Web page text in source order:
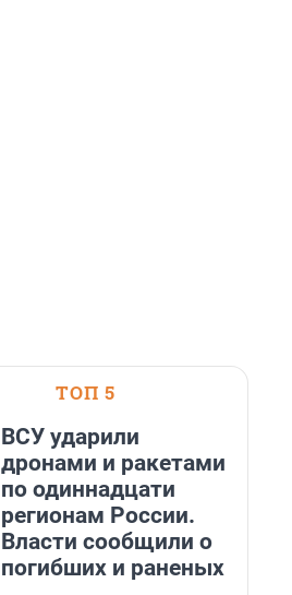
ТОП 5
ВСУ ударили
дронами и ракетами
по одиннадцати
регионам России.
Власти сообщили о
погибших и раненых